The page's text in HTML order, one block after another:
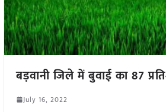
बड़वानी जिले में बुवाई का 87
July 16, 2022